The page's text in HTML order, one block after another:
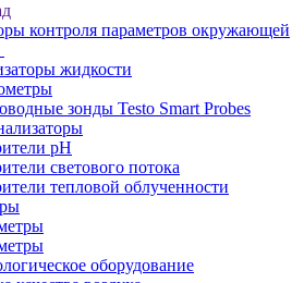
контроля параметров окружающей
жидкости
зонды Testo Smart Probes
pH
светового потока
тепловой облученности
оборудование